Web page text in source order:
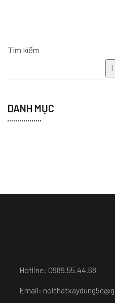
Tìm kiếm
DANH MỤC
Hotline: 0989.55.44.68
Email: